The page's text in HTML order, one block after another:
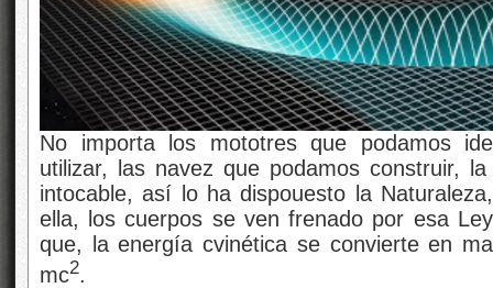
No importa los mototres que podamos
utilizar, las navez que podamos construir,
intocable, así lo ha dispouesto la
ella, los cuerpos se ven frenado por esa
que, la energía cvinética se convierte en
mc2.